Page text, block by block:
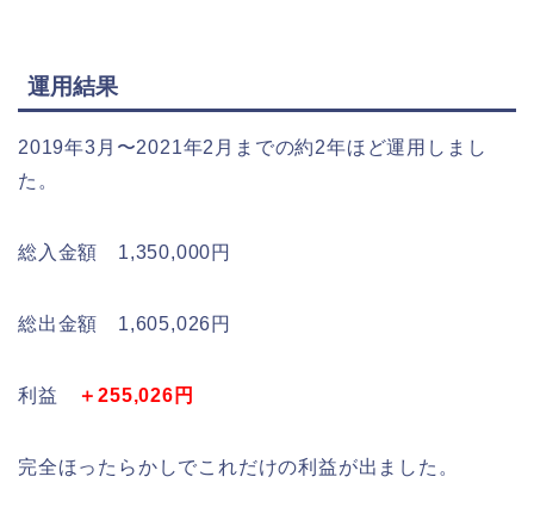
運用結果
2019年3月〜2021年2月までの約2年ほど運用しまし
た。
総入金額 1,350,000円
総出金額 1,605,026円
利益 ＋255,026円
完全ほったらかしでこれだけの利益が出ました。